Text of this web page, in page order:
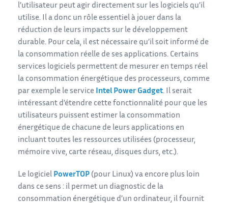
l’utilisateur peut agir directement sur les logiciels qu’il
utilise. Il a donc un rôle essentiel à jouer dans la
réduction de leurs impacts sur le développement
durable. Pour cela, il est nécessaire qu’il soit informé de
la consommation réelle de ses applications. Certains
services logiciels permettent de mesurer en temps réel
la consommation énergétique des processeurs, comme
par exemple le service
Intel Power Gadget. Il serait
intéressant d’étendre cette fonctionnalité pour que les
utilisateurs puissent estimer la consommation
énergétique de chacune de leurs applications en
incluant toutes les ressources utilisées (processeur,
mémoire vive, carte réseau, disques durs, etc.).
Le logiciel PowerTOP (pour Linux) va encore plus loin
dans ce sens : il permet un diagnostic de la
consommation énergétique d’un ordinateur, il fournit